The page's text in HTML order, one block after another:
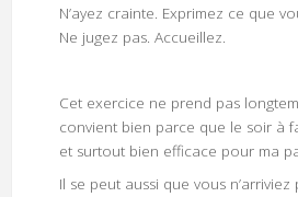
N’ayez crainte. Exprimez ce que
Ne jugez pas. Accueillez.
Cet exercice ne prend pas
convient bien parce que le soir à
et surtout bien efficace pour ma
Il se peut aussi que vous